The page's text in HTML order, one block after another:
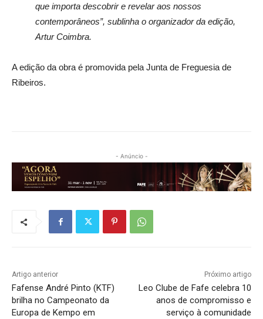
que importa descobrir e revelar aos nossos
contemporâneos”, sublinha o organizador da edição,
Artur Coimbra.
A edição da obra é promovida pela Junta de Freguesia de
Ribeiros.
- Anúncio -
Artigo anterior
Fafense André Pinto (KTF)
brilha no Campeonato da
Europa de Kempo em
Próximo artigo
Leo Clube de Fafe celebra 10
anos de compromisso e
serviço à comunidade